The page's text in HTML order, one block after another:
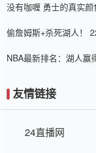
没有咖喱 勇士的真实
偷詹姆斯+杀死湖人！
NBA最新排名：湖人
友情链接
24直播网